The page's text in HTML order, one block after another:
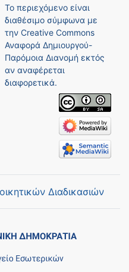
Το περιεχόμενο είναι
διαθέσιμο σύμφωνα με
την Creative Commons
Αναφορά Δημιουργού-
Παρόμοια Διανομή εκτός
αν αναφέρεται
διαφορετικά.
Διαδικασιών